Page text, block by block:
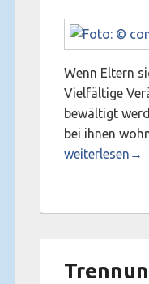
Wenn Eltern
Vielfältige
bewältigt
bei ihnen
Trennung /
weiterlesen →